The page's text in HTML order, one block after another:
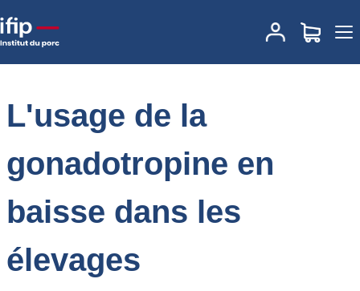
Accueil
L'usage de la gonadotropine en baisse
dans les élevages
L'usage de la
gonadotropine en
baisse dans les
élevages